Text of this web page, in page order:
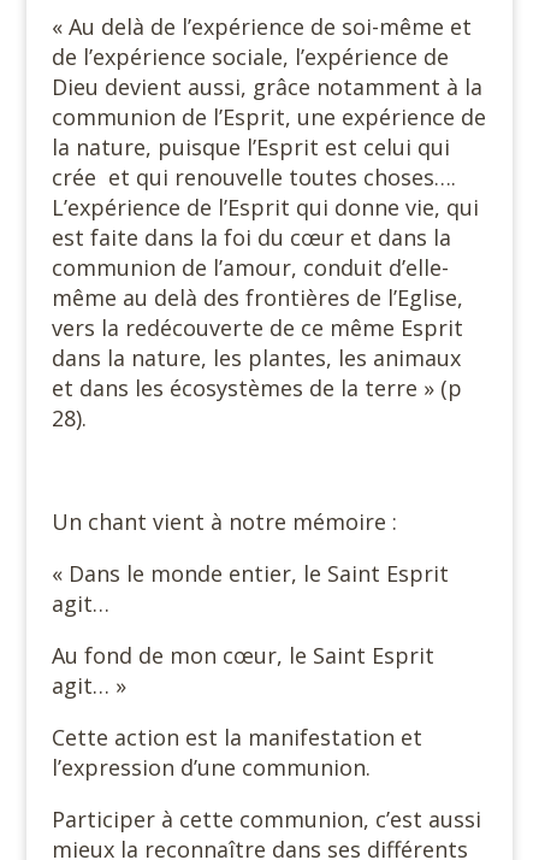
« Au delà de l’expérience de soi-même et
de l’expérience sociale, l’expérience de
Dieu devient aussi, grâce notamment à la
communion de l’Esprit, une expérience de
la nature, puisque l’Esprit est celui qui
crée et qui renouvelle toutes choses….
L’expérience de l’Esprit qui donne vie, qui
est faite dans la foi du cœur et dans la
communion de l’amour, conduit d’elle-
même au delà des frontières de l’Eglise,
vers la redécouverte de ce même Esprit
dans la nature, les plantes, les animaux
et dans les écosystèmes de la terre » (p
28).
Un chant vient à notre mémoire :
« Dans le monde entier, le Saint Esprit
agit…
Au fond de mon cœur, le Saint Esprit
agit… »
Cette action est la manifestation et
l’expression d’une communion.
Participer à cette communion, c’est aussi
mieux la reconnaître dans ses différents